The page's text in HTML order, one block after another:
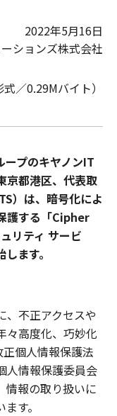
2022年5月16日
ションズ株式会社
／0.29Mバイト）
ープのキヤノンIT
京都港区、代表取
）は、暗号化によ
護する「Cipher
リティ サービ
ます。
、不正アクセスや
々高度化、巧妙化
個人情報保護法
人情報保護委員会
情報の取り扱いに
す。